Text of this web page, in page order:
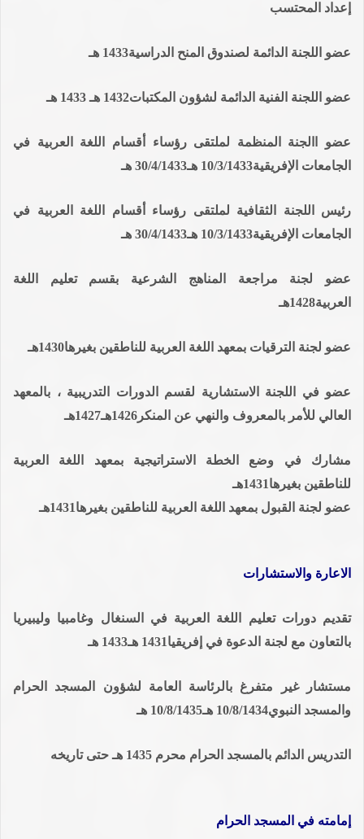
إعداد المحتسب
عضو اللجنة الدائمة لصندوق المنح الدراسية1433 هـ
عضو اللجنة الفنية الدائمة لشؤون المكتبات1432 هـ 1433 هـ
عضو االجنة المنظمة لملتقى رؤساء أقسام اللغة العربية في
الجامعات الإفريقية10/3/1433 هـ30/4/1433 هـ
رئيس اللجنة الثقافية لملتقى رؤساء أقسام اللغة العربية في
الجامعات الإفريقية10/3/1433 هـ30/4/1433 هـ
عضو لجنة مراجعة المناهج الشرعية بقسم تعليم اللغة
العربية1428هـ
عضو لجنة الترقيات بمعهد اللغة العربية للناطقين بغيرها1430هـ
عضو في اللجنة الاستشارية لقسم الدورات التدريبية ، بالمعهد
العالي للأمر بالمعروف والنهي عن المنكر1426هـ1427هـ
مشارك في وضع الخطة الاستراتيجية بمعهد اللغة العربية
للناطقين بغيرها1431هـ
عضو لجنة القبول بمعهد اللغة العربية للناطقين بغيرها1431هـ
الاعارة والاستشارات
تقديم دورات تعليم اللغة العربية في السنغال وغامبيا وليبيريا
بالتعاون مع لجنة الدعوة في إفريقيا1431 هـ1433 هـ
مستشار غير متفرغ بالرئاسة العامة لشؤون المسجد الحرام
والمسجد النبوي10/8/1434 هـ10/8/1435 هـ
التدريس الدائم بالمسجد الحرام محرم 1435 هـ حتى تاريخه
إمامته في المسجد الحرام